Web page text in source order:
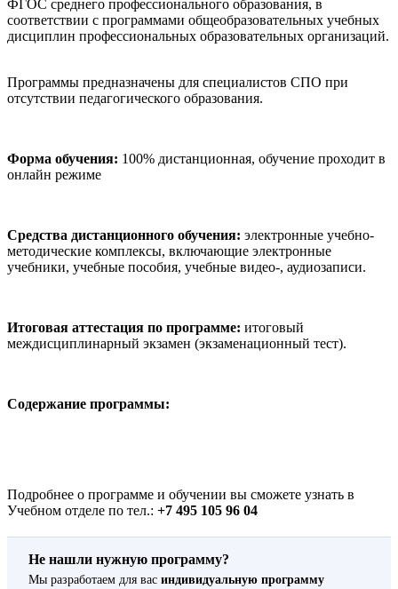
ФГОС среднего профессионального образования, в
соответствии с программами общеобразовательных учебных
дисциплин профессиональных образовательных организаций.
Программы предназначены для специалистов СПО при
отсутствии педагогического образования.
Форма обучения: 100% дистанционная, обучение проходит в
онлайн режиме
Средства дистанционного обучения: электронные учебно-
методические комплексы, включающие электронные
учебники, учебные пособия, учебные видео-, аудиозаписи.
Итоговая аттестация по программе: итоговый
междисциплинарный экзамен (экзаменационный тест).
Содержание программы:
Подробнее о программе и обучении вы сможете узнать в
Учебном отделе по тел.: +7 495 105 96 04
Не нашли нужную программу?
Мы разработаем для вас индивидуальную программу